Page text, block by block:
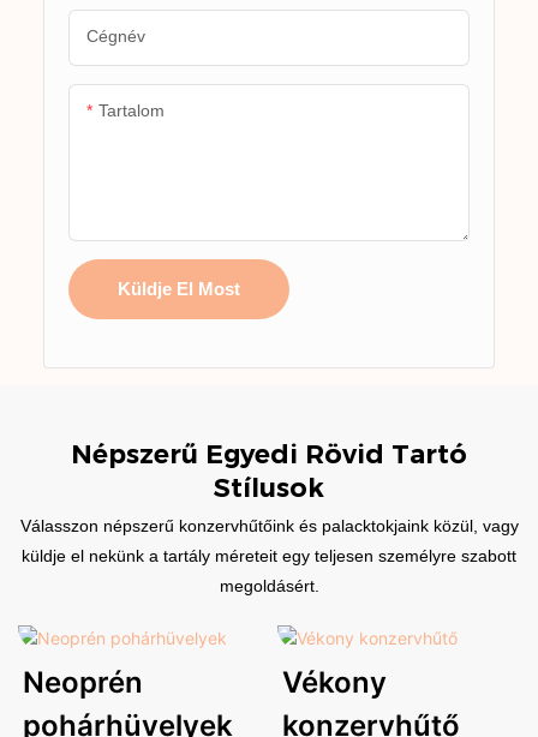
Cégnév
Tartalom
Küldje El Most
Népszerű Egyedi Rövid Tartó
Stílusok
Válasszon népszerű konzervhűtőink és palacktokjaink közül, vagy
küldje el nekünk a tartály méreteit egy teljesen személyre szabott
megoldásért.
Neoprén
pohárhüvelyek
Vékony
konzervhűtő